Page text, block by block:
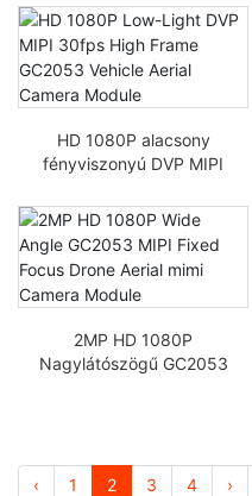
HD 1080P alacsony
fényviszonyú DVP MIPI
GC2053 jármű légi
kamera modul
2MP HD 1080P
Nagylátószögű GC2053
‹ 1 2 3 4 ›